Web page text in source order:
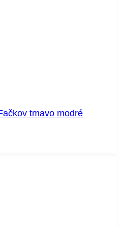
tmavo modré